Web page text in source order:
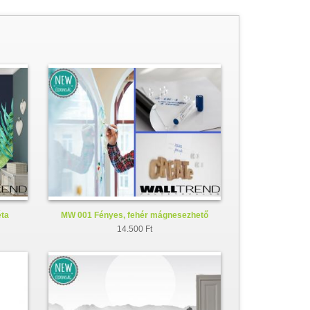
MW 001 Fényes, fehér mágnesezhető
whiteboard fólia
14.500 Ft